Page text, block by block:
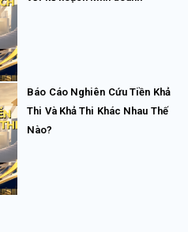
Báo Cáo Nghiên Cứu Tiền Khả
Thi Và Khả Thi Khác Nhau Thế
Nào?